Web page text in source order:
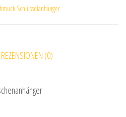
Schlüsselanhänger
REZENSIONEN (0)